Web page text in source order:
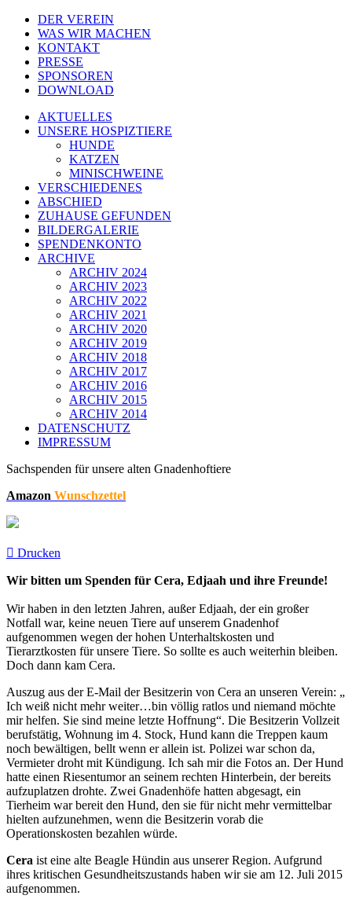
DER VEREIN
WAS WIR MACHEN
KONTAKT
PRESSE
SPONSOREN
DOWNLOAD
AKTUELLES
UNSERE HOSPIZTIERE
HUNDE
KATZEN
MINISCHWEINE
VERSCHIEDENES
ABSCHIED
ZUHAUSE GEFUNDEN
BILDERGALERIE
SPENDENKONTO
ARCHIVE
ARCHIV 2024
ARCHIV 2023
ARCHIV 2022
ARCHIV 2021
ARCHIV 2020
ARCHIV 2019
ARCHIV 2018
ARCHIV 2017
ARCHIV 2016
ARCHIV 2015
ARCHIV 2014
DATENSCHUTZ
IMPRESSUM
Sachspenden für unsere alten Gnadenhoftiere
Amazon Wunschzettel
Drucken
Wir bitten um Spenden für Cera, Edjaah und ihre Freunde!
Wir haben in den letzten Jahren, außer Edjaah, der ein großer
Notfall war, keine neuen Tiere auf unserem Gnadenhof
aufgenommen wegen der hohen Unterhaltskosten und
Tierarztkosten für unsere Tiere. So sollte es auch weiterhin bleiben.
Doch dann kam Cera.
Auszug aus der E-Mail der Besitzerin von Cera an unseren Verein: „
Ich weiß nicht mehr weiter…bin völlig ratlos und niemand möchte
mir helfen. Sie sind meine letzte Hoffnung“. Die Besitzerin Vollzeit
berufstätig, Wohnung im 4. Stock, Hund kann die Treppen kaum
noch bewältigen, bellt wenn er allein ist. Polizei war schon da,
Vermieter droht mit Kündigung. Ich sah mir die Fotos an. Der Hund
hatte einen Riesentumor an seinem rechten Hinterbein, der bereits
aufzuplatzen drohte. Zwei Gnadenhöfe hatten abgesagt, ein
Tierheim war bereit den Hund, den sie für nicht mehr vermittelbar
hielten aufzunehmen, wenn die Besitzerin vorab die
Operationskosten bezahlen würde.
Cera ist eine alte Beagle Hündin aus unserer Region. Aufgrund
ihres kritischen Gesundheitszustands haben wir sie am 12. Juli 2015
aufgenommen.